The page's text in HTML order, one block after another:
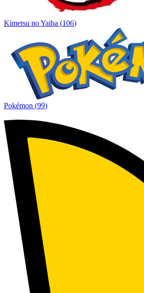
Kimetsu no Yaiba (106)
Pokémon (99)